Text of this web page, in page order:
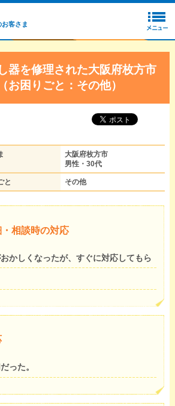
お客さま
器を修理された大阪府枚方市
お困りごと：その他）
大阪府枚方市
男性・30代
と その他
相談時の対応
かしくなったが、すぐに対応してもら
った。